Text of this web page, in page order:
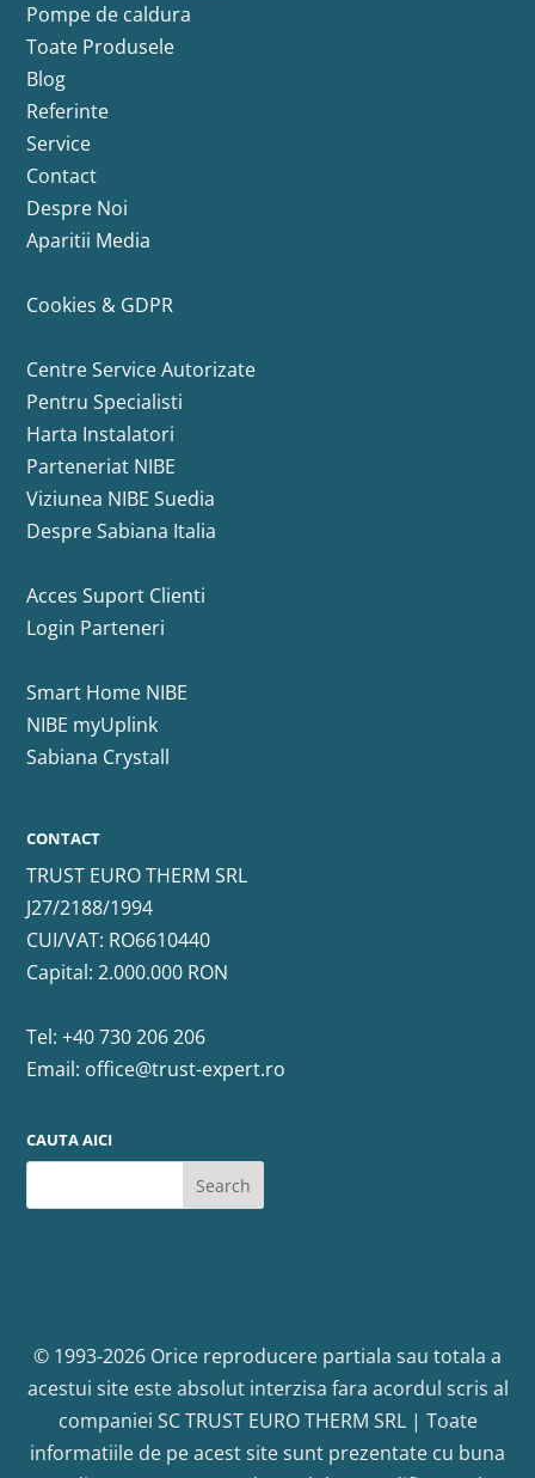
Pompe de caldura
Toate Produsele
Blog
Referinte
Service
Contact
Despre Noi
Aparitii Media
Cookies & GDPR
Centre Service Autorizate
Pentru Specialisti
Harta Instalatori
Parteneriat NIBE
Viziunea NIBE Suedia
Despre Sabiana Italia
Acces Suport Clienti
Login Parteneri
Smart Home NIBE
NIBE myUplink
Sabiana Crystall
CONTACT
TRUST EURO THERM SRL
J27/2188/1994
CUI/VAT: RO6610440
Capital: 2.000.000 RON
Tel:+40 730 206 206
Email: office@trust-expert.ro
CAUTA AICI
© 1993-2026 Orice reproducere partiala sau totala a
acestui site este absolut interzisa fara acordul scris al
companiei SC TRUST EURO THERM SRL | Toate
informatiile de pe acest site sunt prezentate cu buna